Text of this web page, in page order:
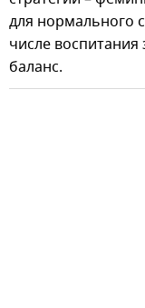
для нормального
числе
баланс.